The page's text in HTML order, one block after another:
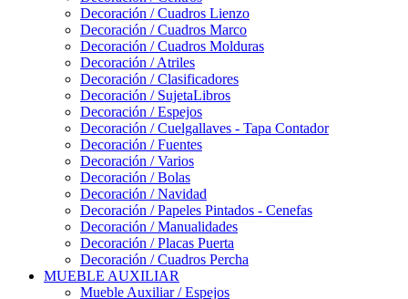
Decoración / Cuadros Lienzo
Decoración / Cuadros Marco
Decoración / Cuadros Molduras
Decoración / Atriles
Decoración / Clasificadores
Decoración / SujetaLibros
Decoración / Espejos
Decoración / Cuelgallaves - Tapa Contador
Decoración / Fuentes
Decoración / Varios
Decoración / Bolas
Decoración / Navidad
Decoración / Papeles Pintados - Cenefas
Decoración / Manualidades
Decoración / Placas Puerta
Decoración / Cuadros Percha
MUEBLE AUXILIAR
Mueble Auxiliar / Espejos